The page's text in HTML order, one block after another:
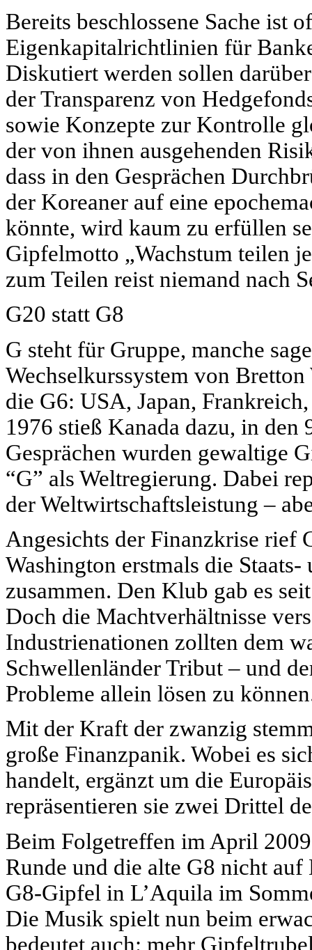
Bereits beschlossene Sache ist
Eigenkapitalrichtlinien für
Diskutiert werden sollen
der Transparenz von
sowie Konzepte zur Kontrolle
der von ihnen ausgehenden
dass in den Gesprächen
der Koreaner auf eine
könnte, wird kaum zu erfüllen
Gipfelmotto „Wachstum teilen
zum Teilen reist niemand nach
G20 statt G8
G steht für Gruppe, manche
Wechselkurssystem von
die G6: USA, Japan,
1976 stieß Kanada dazu, in
Gesprächen wurden gewaltige
“G” als Weltregierung. Dabei
der Weltwirtschaftsleistung –
Angesichts der Finanzkrise rief
Washington erstmals die
zusammen. Den Klub gab es
Doch die Machtverhältnisse
Industrienationen zollten dem
Schwellenländer Tribut – und
Probleme allein lösen zu
Mit der Kraft der zwanzig
große Finanzpanik. Wobei es
handelt, ergänzt um die
repräsentieren sie zwei Drittel
Beim Folgetreffen im April
Runde und die alte G8 nicht
G8-Gipfel in L’Aquila im
Die Musik spielt nun beim
bedeutet auch: mehr